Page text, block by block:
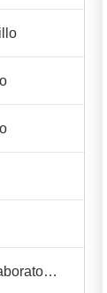
Equipos de escala de laboratorio